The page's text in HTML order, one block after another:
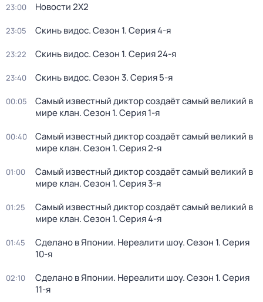
23:00 Новости 2Х2
23:05 Скинь видос. Сезон 1. Серия 4-я
23:22 Скинь видос. Сезон 1. Серия 24-я
23:40 Скинь видос. Сезон 3. Серия 5-я
00:05
Самый известный диктор создаёт самый великий в
мире клан. Сезон 1. Серия 1-я
00:40
Самый известный диктор создаёт самый великий в
мире клан. Сезон 1. Серия 2-я
01:00
Самый известный диктор создаёт самый великий в
мире клан. Сезон 1. Серия 3-я
01:25
Самый известный диктор создаёт самый великий в
мире клан. Сезон 1. Серия 4-я
01:45 Сделано в Японии. Нереалити шоу. Сезон 1. Серия
10-я
02:10 Сделано в Японии. Нереалити шоу. Сезон 1. Серия
11-я